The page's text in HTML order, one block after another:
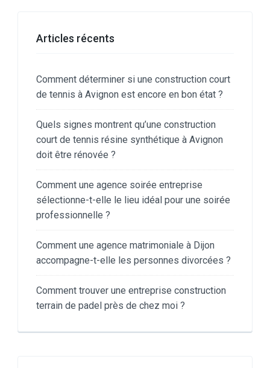
Articles récents
Comment déterminer si une construction court
de tennis à Avignon est encore en bon état ?
Quels signes montrent qu’une construction
court de tennis résine synthétique à Avignon
doit être rénovée ?
Comment une agence soirée entreprise
sélectionne-t-elle le lieu idéal pour une soirée
professionnelle ?
Comment une agence matrimoniale à Dijon
accompagne-t-elle les personnes divorcées ?
Comment trouver une entreprise construction
terrain de padel près de chez moi ?